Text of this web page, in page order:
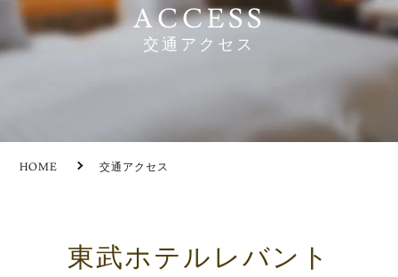
ACCESS
交通アクセス
HOME 交通アクセス
東武ホテルレバント